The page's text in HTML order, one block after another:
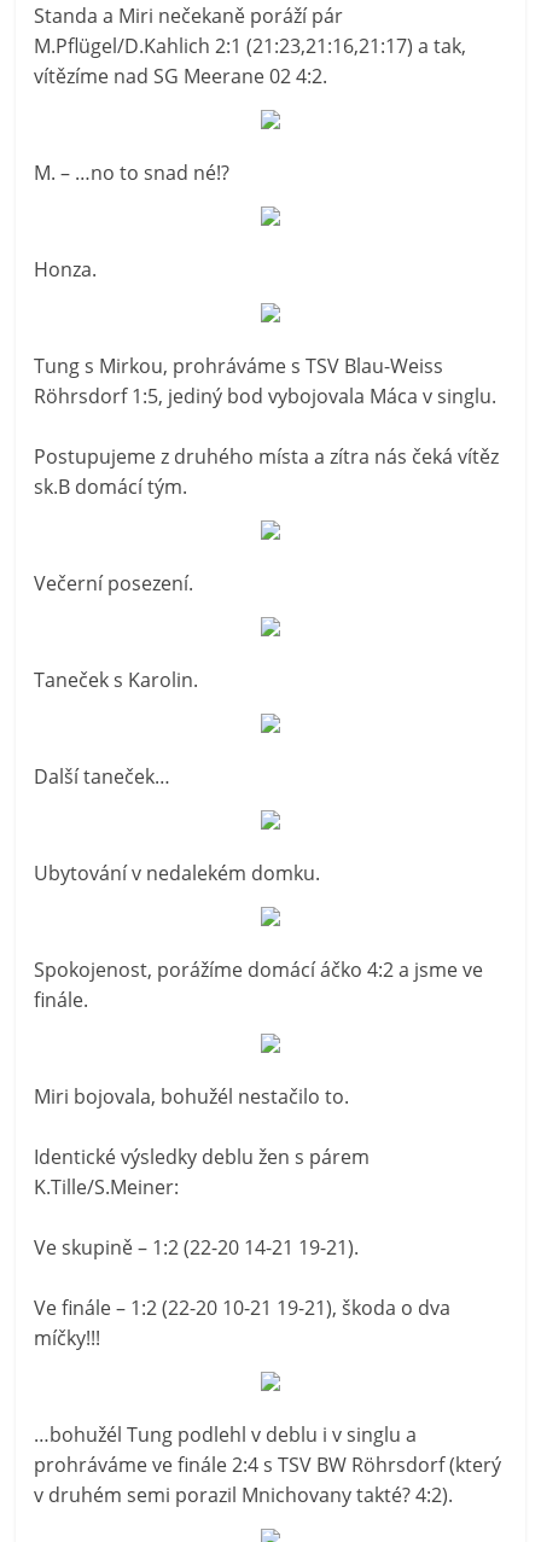
Standa a Miri nečekaně poráží pár
M.Pflügel/D.Kahlich 2:1 (21:23,21:16,21:17) a tak,
vítězíme nad SG Meerane 02 4:2.
M. – …no to snad né!?
Honza.
Tung s Mirkou, prohráváme s TSV Blau-Weiss
Röhrsdorf 1:5, jediný bod vybojovala Máca v singlu.
Postupujeme z druhého místa a zítra nás čeká vítěz
sk.B domácí tým.
Večerní posezení.
Taneček s Karolin.
Další taneček…
Ubytování v nedalekém domku.
Spokojenost, porážíme domácí áčko 4:2 a jsme ve
finále.
Miri bojovala, bohužél nestačilo to.
Identické výsledky deblu žen s párem
K.Tille/S.Meiner:
Ve skupině – 1:2 (22-20 14-21 19-21).
Ve finále – 1:2 (22-20 10-21 19-21), škoda o dva
míčky!!!
…bohužél Tung podlehl v deblu i v singlu a
prohráváme ve finále 2:4 s TSV BW Röhrsdorf (který
v druhém semi porazil Mnichovany takté? 4:2).